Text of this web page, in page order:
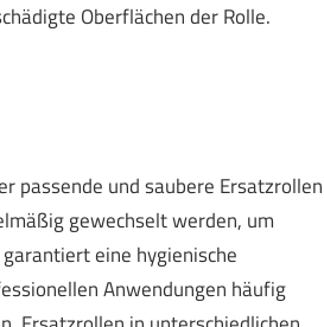
Oberflächen der Rolle.
passende und saubere Ersatzrollen
gewechselt werden, um
eine hygienische
Anwendungen häufig